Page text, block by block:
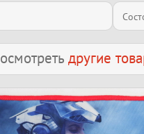
другие